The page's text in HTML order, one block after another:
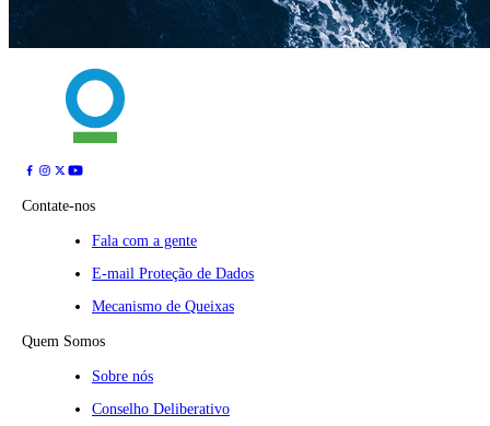
Contate-nos
Fala com a gente
E-mail Proteção de Dados
Mecanismo de Queixas
Quem Somos
Sobre nós
Conselho Deliberativo